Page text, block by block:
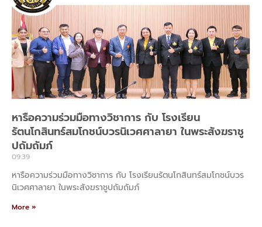
หารือความร่วมมือทางวิชาการ กับ โรงเรียน
รัตนโกสินทร์สมโกชน์บวรนิเวศศาลายา ในพระสังฆราชู
ปถัมถัมภ์
09:39
หารือความร่วมมือทางวิชาการ กับ โรงเรียนรัตนโกสินทร์สมโกชน์บวร
นิเวศศาลายา ในพระสังฆราชูปถัมถัมภ์
More »